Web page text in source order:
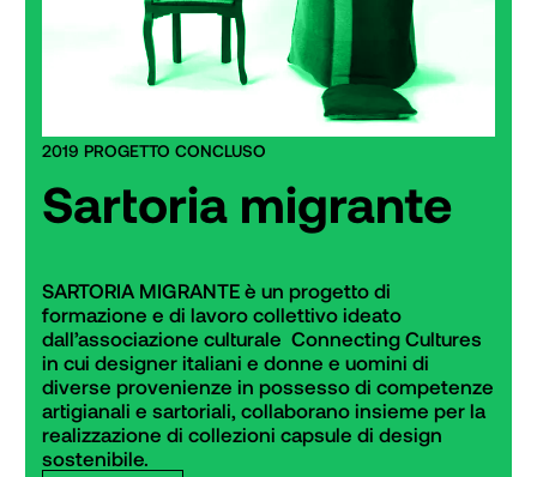
2019 PROGETTO CONCLUSO
Sartoria migrante
SARTORIA MIGRANTE è un progetto di
formazione e di lavoro collettivo ideato
dall’associazione culturale  Connecting Cultures
in cui designer italiani e donne e uomini di
diverse provenienze in possesso di competenze
artigianali e sartoriali, collaborano insieme per la
realizzazione di collezioni capsule di design
sostenibile.